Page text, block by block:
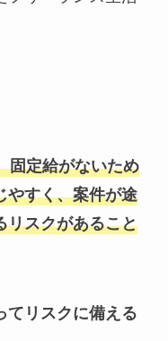
固定給がないため
やすく、案件が途
リスクがあること
てリスクに備える